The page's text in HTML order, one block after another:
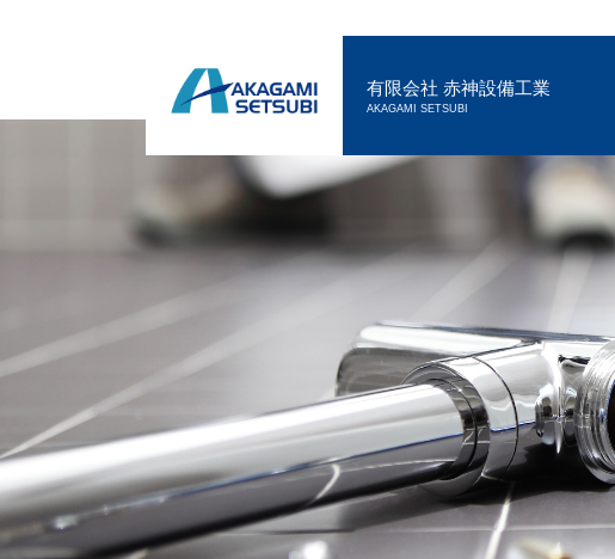
有限会社 赤神設備工業
AKAGAMI SETSUBI